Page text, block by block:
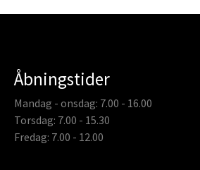
Åbningstider
Mandag - onsdag: 7.00 - 16.00
Torsdag: 7.00 - 15.30
Fredag: 7.00 - 12.00